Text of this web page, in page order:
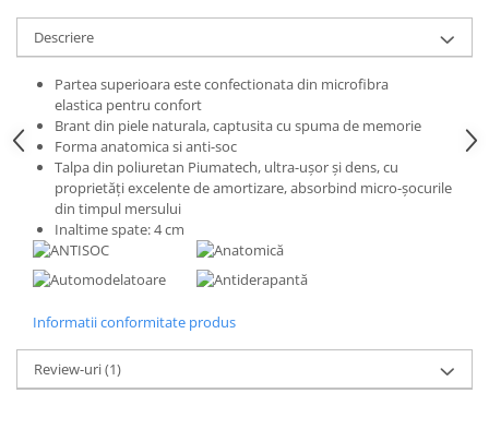
Descriere
Partea superioara este confectionata din microfibra
elastica pentru confort
Brant din piele naturala, captusita cu spuma de memorie
Forma anatomica si anti-soc
Talpa din poliuretan Piumatech, ultra-ușor și dens, cu
proprietăți excelente de amortizare, absorbind micro-șocurile
din timpul mersului
Inaltime spate: 4 cm
Informatii conformitate produs
Review-uri(1)